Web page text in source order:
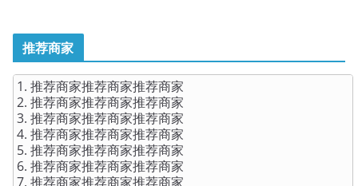
推荐商家